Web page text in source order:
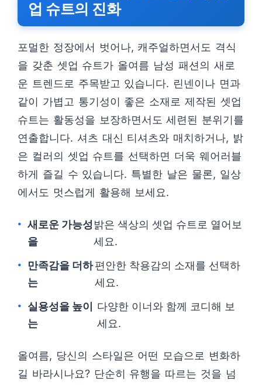
업 슈트의 진화
포멀한 정장에서 벗어나, 캐주얼하면서도 격식
을 갖춘 셋업 슈트가 올여름 남성 패션의 새로
운 트렌드로 주목받고 있습니다. 린넨이나 면과
같이 가볍고 통기성이 좋은 소재로 제작된 셋업
슈트는 활동성을 보장하면서도 세련된 분위기를
연출합니다. 셔츠 대신 티셔츠와 매치하거나, 밝
은 컬러의 셋업 슈트를 선택하면 더욱 웨어러블
하게 즐길 수 있습니다. 특별한 날은 물론, 일상
에서도 멋스럽게 활용해 보세요.
새로운 가능성
을
밝은 색상의 셋업 슈트로 열어보
세요.
만족감을 더하
는
편안한 착용감의 소재를 선택하
세요.
실용성을 높이
는
다양한 이너와 함께 코디해 보
세요.
올여름, 당신의 스타일은 어떤 모습으로 변화하
길 바라시나요? 단순히 유행을 따르는 것을 넘